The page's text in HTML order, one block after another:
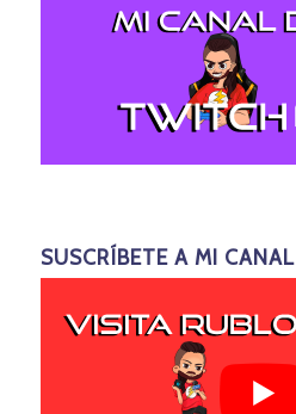
SUSCRÍBETE A MI CANAL